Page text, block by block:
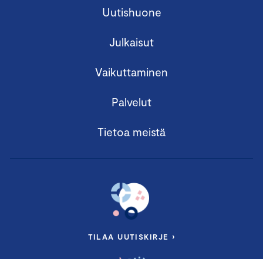
Uutishuone
Julkaisut
Vaikuttaminen
Palvelut
Tietoa meistä
TILAA UUTISKIRJE ›